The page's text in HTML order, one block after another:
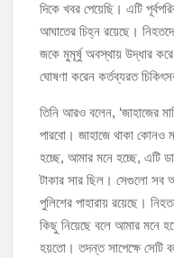
দিকে খবর পেয়েছি। এটি
আঘাতের চিহ্ন রয়েছে।
জকে মুমূর্ষু অবস্থায় উদ্ধার
ঘোষণা করেন কর্তব্যরত
তিনি আরও বলেন, ‘জাহাজের
পারবো। জাহাজে থাকা কোনও
হচ্ছে, আমার মনে হচ্ছে, এটি
টাকার সার ছিল। সেগুলো সব
পুলিশের পাহারায় রয়েছে।
কিছু নিয়েছে বলে আমার মনে
হয়তো। তদন্ত সাপেক্ষে সেটি